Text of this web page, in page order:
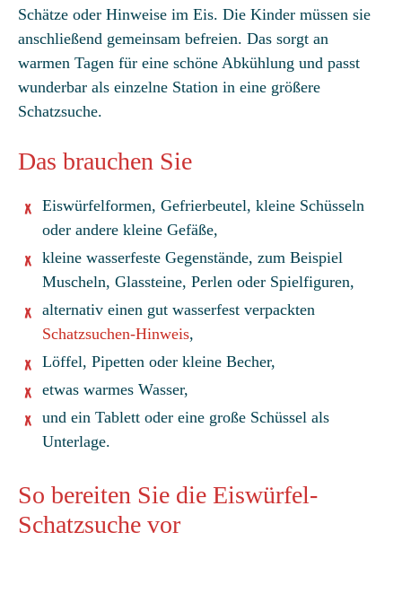
Schätze oder Hinweise im Eis. Die Kinder müssen sie
anschließend gemeinsam befreien. Das sorgt an
warmen Tagen für eine schöne Abkühlung und passt
wunderbar als einzelne Station in eine größere
Schatzsuche.
Das brauchen Sie
Eiswürfelformen, Gefrierbeutel, kleine Schüsseln
oder andere kleine Gefäße,
kleine wasserfeste Gegenstände, zum Beispiel
Muscheln, Glassteine, Perlen oder Spielfiguren,
alternativ einen gut wasserfest verpackten
Schatzsuchen-Hinweis,
Löffel, Pipetten oder kleine Becher,
etwas warmes Wasser,
und ein Tablett oder eine große Schüssel als
Unterlage.
So bereiten Sie die Eiswürfel-
Schatzsuche vor